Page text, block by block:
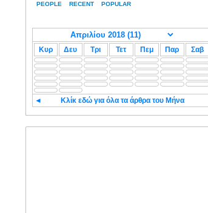
PEOPLE RECENT POPULAR
Κυρ Δευ Τρι Τετ Πεμ Παρ Σαβ
◄ Κλίκ εδώ για όλα τα άρθρα του Μήνα